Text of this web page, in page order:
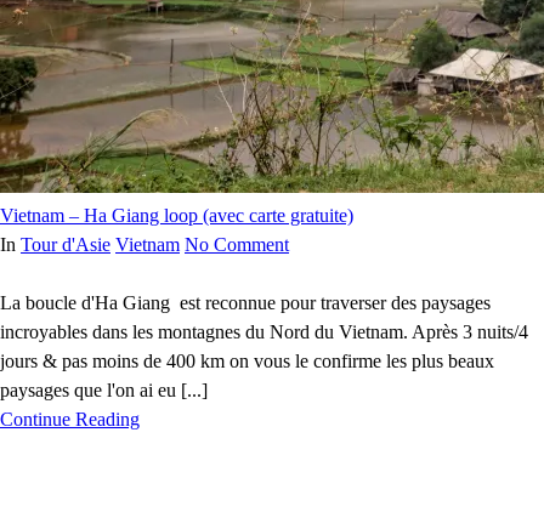
Vietnam – Ha Giang loop (avec carte gratuite)
In Tour d'Asie Vietnam No Comment
La boucle d'Ha Giang est reconnue pour traverser des paysages
incroyables dans les montagnes du Nord du Vietnam. Après 3 nuits/4
jours & pas moins de 400 km on vous le confirme les plus beaux
paysages que l'on ai eu [...]
Continue Reading